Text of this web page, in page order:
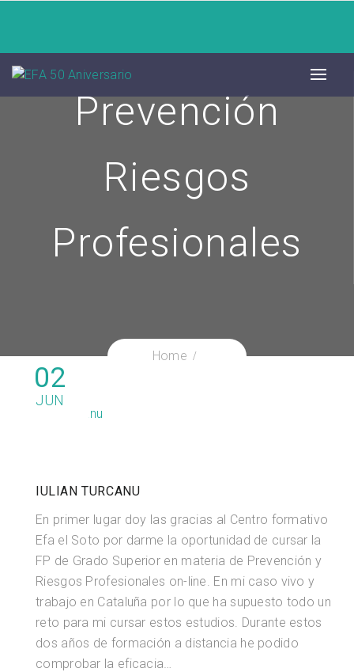
Prevención
Riesgos
Profesionales
Home
02
JUN
IULIAN TURCANU
En primer lugar doy las gracias al Centro formativo
Efa el Soto por darme la oportunidad de cursar la
FP de Grado Superior en materia de Prevención y
Riesgos Profesionales on-line. En mi caso vivo y
trabajo en Cataluña por lo que ha supuesto todo un
reto para mi cursar estos estudios. Durante estos
dos años de formación a distancia he podido
comprobar la eficacia…